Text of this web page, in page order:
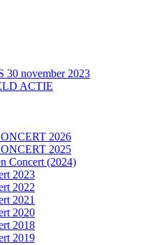
30 november 2023
ACTIE
2026
2025
Concert (2024)
2023
2022
2021
2020
2018
2019